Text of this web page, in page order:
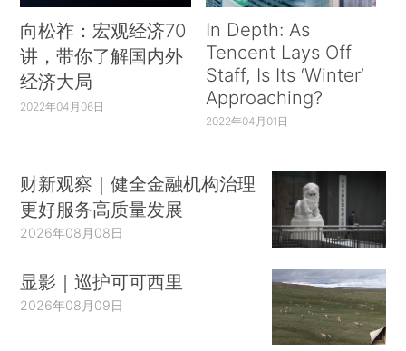
向松祚：宏观经济70
讲，带你了解国内外
经济大局
2022年04月06日
In Depth: As
Tencent Lays Off
Staff, Is Its ‘Winter’
Approaching?
2022年04月01日
财新观察｜健全金融机构治理
更好服务高质量发展
2026年08月08日
显影｜巡护可可西里
2026年08月09日